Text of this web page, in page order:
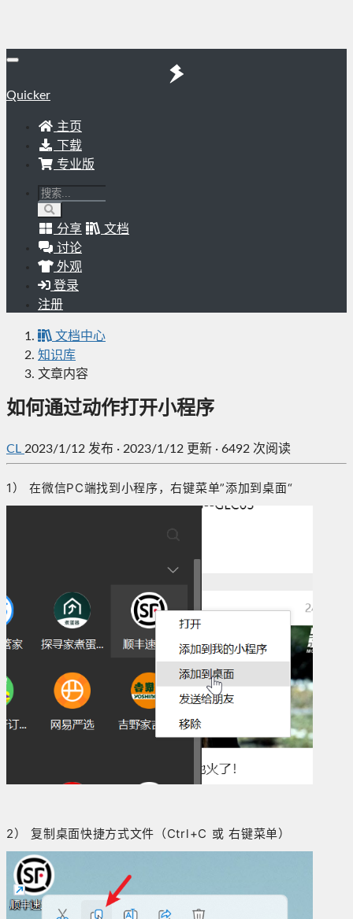
Quicker
主页
下载
专业版
分享
文档
讨论
外观
登录
注册
文档中心
知识库
文章内容
如何通过动作打开小程序
CL 2023/1/12 发布 · 2023/1/12 更新 · 6492 次阅读
1） 在微信PC端找到小程序，右键菜单”添加到桌面“
2） 复制桌面快捷方式文件（Ctrl+C 或 右键菜单）